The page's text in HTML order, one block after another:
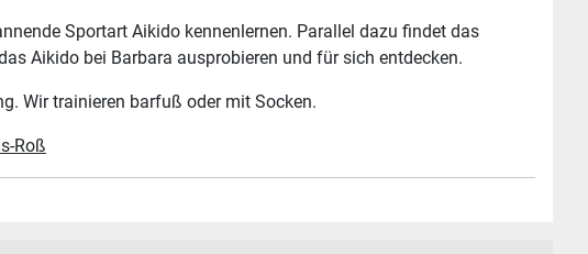
Sportart Aikido kennenlernen. Parallel dazu findet das
Aikido bei Barbara ausprobieren und für sich entdecken.
Wir trainieren barfuß oder mit Socken.
Roß